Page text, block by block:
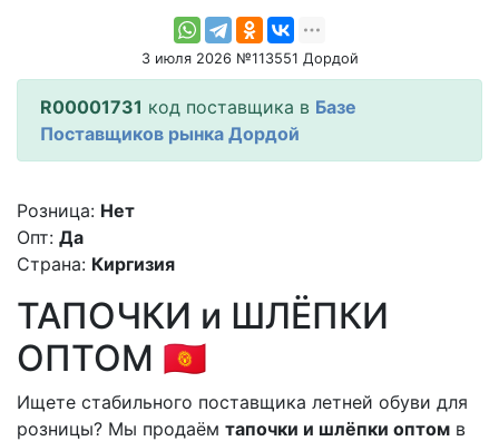
3 июля 2026 №113551 Дордой
R00001731 код поставщика в Базе
Поставщиков рынка Дордой
Розница: Нет
Опт: Да
Страна: Киргизия
ТАПОЧКИ и ШЛЁПКИ
ОПТОМ 🇰🇬
Ищете стабильного поставщика летней обуви для
розницы? Мы продаём тапочки и шлёпки оптом в